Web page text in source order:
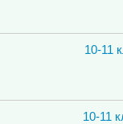
10-11
10-11